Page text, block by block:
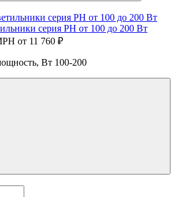
серия PH от 100 до 200 Вт
от 11 760 ₽
Вт 100-200